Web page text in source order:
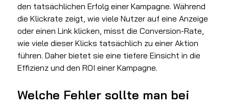
den tatsächlichen Erfolg einer Kampagne. Während
die Klickrate zeigt, wie viele Nutzer auf eine Anzeige
oder einen Link klicken, misst die Conversion-Rate,
wie viele dieser Klicks tatsächlich zu einer Aktion
führen. Daher bietet sie eine tiefere Einsicht in die
Effizienz und den ROI einer Kampagne.
Welche Fehler sollte man bei